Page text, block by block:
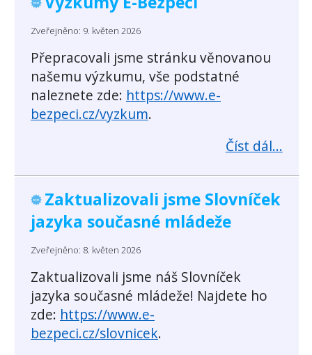
Zveřejněno: 9. květen 2026
Přepracovali jsme stránku věnovanou
našemu výzkumu, vše podstatné
naleznete zde: https://www.e-
bezpeci.cz/vyzkum.
Číst dál...
Zaktualizovali jsme Slovníček
jazyka současné mládeže
Zveřejněno: 8. květen 2026
Zaktualizovali jsme náš Slovníček
jazyka současné mládeže! Najdete ho
zde: https://www.e-
bezpeci.cz/slovnicek.